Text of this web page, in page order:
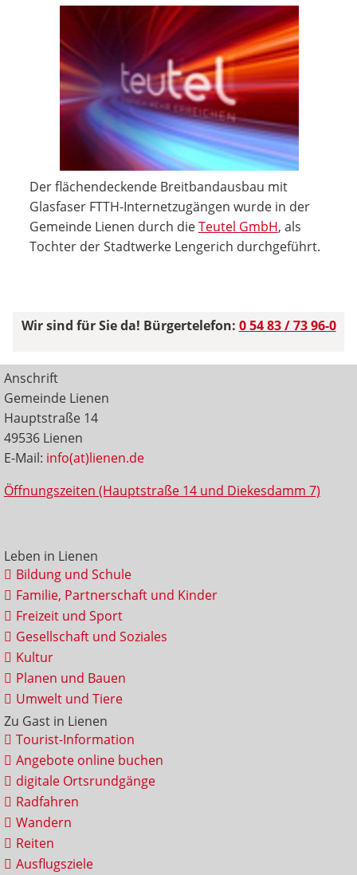
Der flächendeckende Breitbandausbau mit
Glasfaser FTTH-Internetzugängen wurde in der
Gemeinde Lienen durch dieTeutel GmbH, als
Tochter der Stadtwerke Lengerich durchgeführt.
Wir sind für Sie da! Bürgertelefon: 0 54 83 / 73 96-0
Anschrift
Gemeinde Lienen
Hauptstraße 14
49536 Lienen
E-Mail: info(at)lienen.de
Öffnungszeiten (Hauptstraße 14 und Diekesdamm 7)
Leben in Lienen
Bildung und Schule
Familie, Partnerschaft und Kinder
Freizeit und Sport
Gesellschaft und Soziales
Kultur
Planen und Bauen
Umwelt und Tiere
Zu Gast in Lienen
Tourist-Information
Angebote online buchen
digitale Ortsrundgänge
Radfahren
Wandern
Reiten
Ausflugsziele